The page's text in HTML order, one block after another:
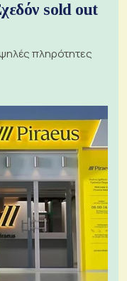
sold out
πληρότητες